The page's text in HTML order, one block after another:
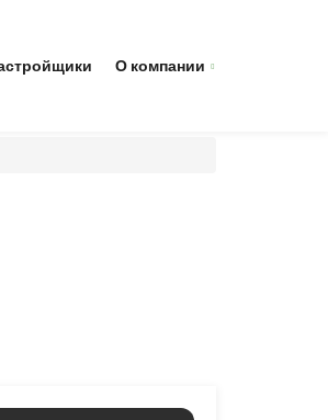
О компании